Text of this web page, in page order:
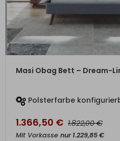
ZUM
Masi Obag Bett – Dream-
Polsterfarbe
1.366,50 € 1.822,00€
Mit Vorkasse nur1.229,85€